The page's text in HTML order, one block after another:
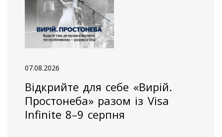
07.08.2026
Відкрийте для себе «Вирій.
Простонеба» разом із Visa
Infinite 8–9 серпня